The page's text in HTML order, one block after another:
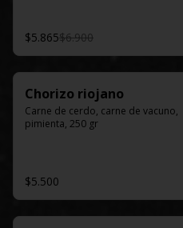
$5.865$6.900
Chorizo riojano
Carne de cerdo, carne de vacuno,
pimienta, 250 gr
$5.500